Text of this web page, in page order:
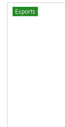
Esports